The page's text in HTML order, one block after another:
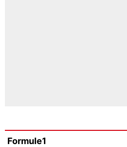
Formule1